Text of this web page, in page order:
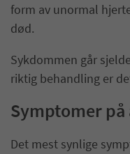
form av unormal
død.
Sykdommen går
riktig behandling er
Symptomer på
Det mest synlige